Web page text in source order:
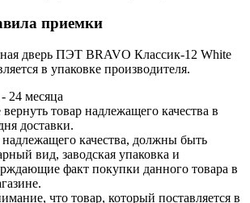
приемки
дверь ПЭТ BRAVO Классик-12 White
в упаковке производителя.
24 месяца
товар надлежащего качества в
доставки.
качества, должны быть
вид, заводская упаковка и
факт покупки данного товара в
что товар, который поставляется в